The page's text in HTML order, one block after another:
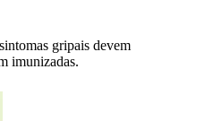
gripais devem
imunizadas.